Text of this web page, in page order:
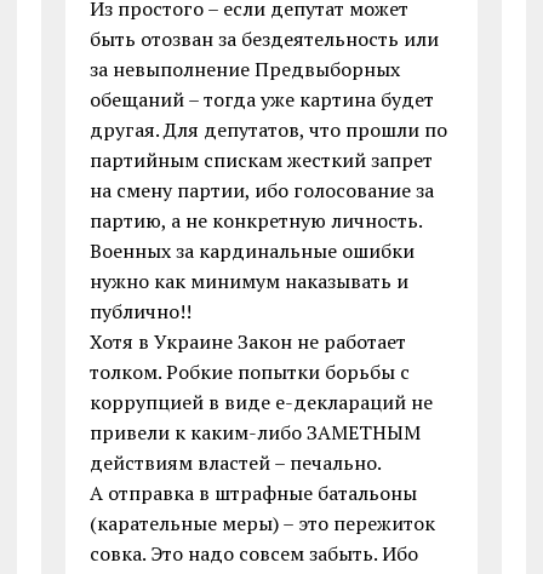
Из простого – если депутат может
быть отозван за бездеятельность или
за невыполнение Предвыборных
обещаний – тогда уже картина будет
другая. Для депутатов, что прошли по
партийным спискам жесткий запрет
на смену партии, ибо голосование за
партию, а не конкретную личность.
Военных за кардинальные ошибки
нужно как минимум наказывать и
публично!!
Хотя в Украине Закон не работает
толком. Робкие попытки борьбы с
коррупцией в виде е-деклараций не
привели к каким-либо ЗАМЕТНЫМ
действиям властей – печально.
А отправка в штрафные батальоны
(карательные меры) – это пережиток
совка. Это надо совсем забыть. Ибо